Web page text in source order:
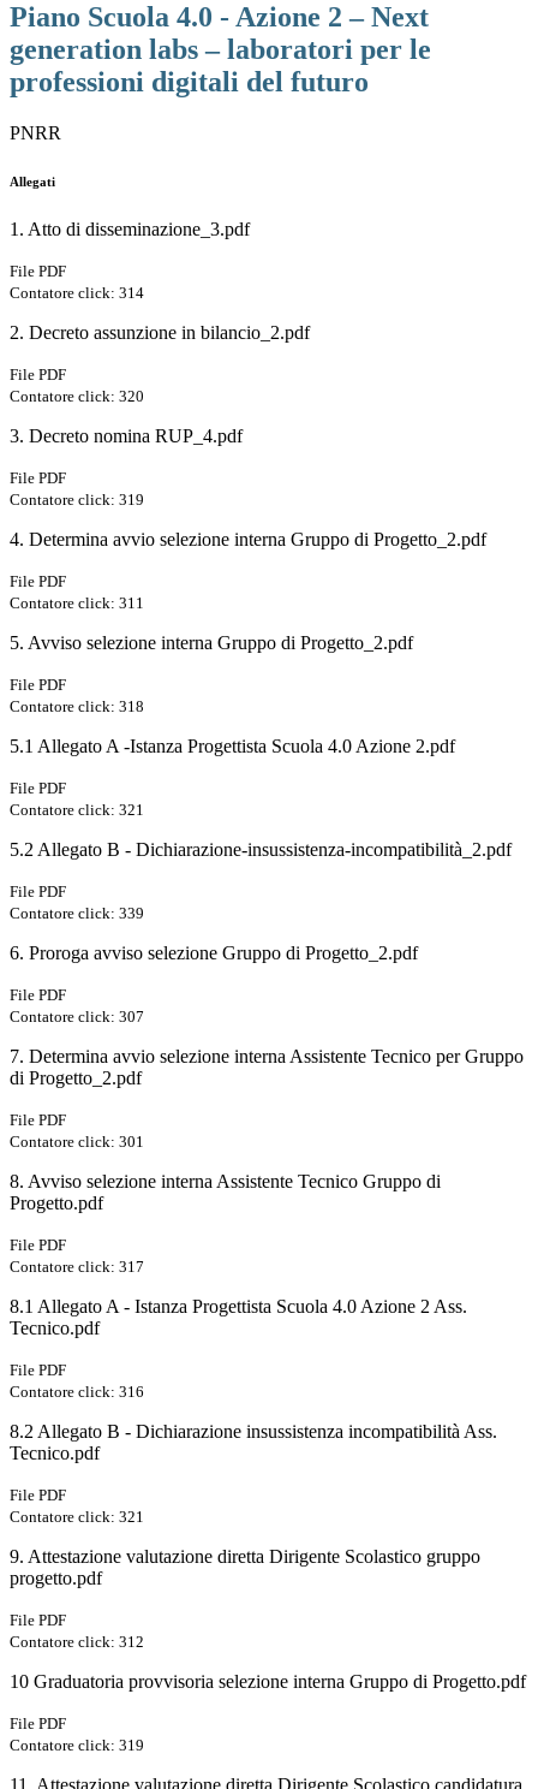
Piano Scuola 4.0 - Azione 2 – Next
generation labs – laboratori per le
professioni digitali del futuro
PNRR
Allegati
1. Atto di disseminazione_3.pdf
File PDF
Contatore click: 314
2. Decreto assunzione in bilancio_2.pdf
File PDF
Contatore click: 320
3. Decreto nomina RUP_4.pdf
File PDF
Contatore click: 319
4. Determina avvio selezione interna Gruppo di Progetto_2.pdf
File PDF
Contatore click: 311
5. Avviso selezione interna Gruppo di Progetto_2.pdf
File PDF
Contatore click: 318
5.1 Allegato A -Istanza Progettista Scuola 4.0 Azione 2.pdf
File PDF
Contatore click: 321
5.2 Allegato B - Dichiarazione-insussistenza-incompatibilità_2.pdf
File PDF
Contatore click: 339
6. Proroga avviso selezione Gruppo di Progetto_2.pdf
File PDF
Contatore click: 307
7. Determina avvio selezione interna Assistente Tecnico per Gruppo
di Progetto_2.pdf
File PDF
Contatore click: 301
8. Avviso selezione interna Assistente Tecnico Gruppo di
Progetto.pdf
File PDF
Contatore click: 317
8.1 Allegato A - Istanza Progettista Scuola 4.0 Azione 2 Ass.
Tecnico.pdf
File PDF
Contatore click: 316
8.2 Allegato B - Dichiarazione insussistenza incompatibilità Ass.
Tecnico.pdf
File PDF
Contatore click: 321
9. Attestazione valutazione diretta Dirigente Scolastico gruppo
progetto.pdf
File PDF
Contatore click: 312
10 Graduatoria provvisoria selezione interna Gruppo di Progetto.pdf
File PDF
Contatore click: 319
11. Attestazione valutazione diretta Dirigente Scolastico candidatura